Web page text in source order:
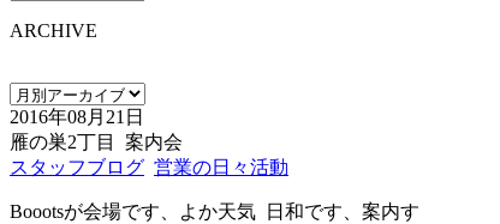
ARCHIVE
2016年08月21日
雁の巣2丁目 案内会
スタッフブログ 営業の日々活動
Boootsが会場です、よか天気 日和です、案内す